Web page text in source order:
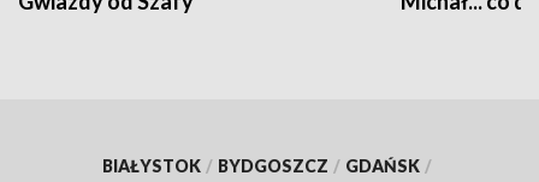
BIAŁYSTOK / BYDGOSZCZ / GDAŃSK /